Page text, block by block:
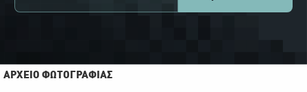
ΑΡΧΕΙΟ ΦΩΤΟΓΡΑΦΙΑΣ